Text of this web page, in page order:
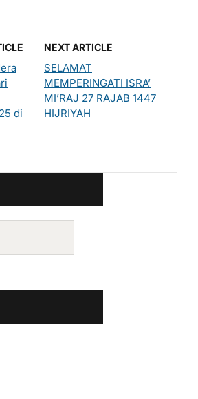
di
NEXT ARTICLE
SELAMAT
MEMPERINGATI ISRA’
MI’RAJ 27 RAJAB 1447
HIJRIYAH